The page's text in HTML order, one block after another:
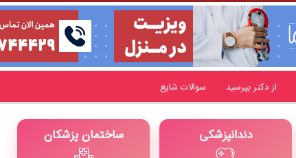
از دکتر بپرسید سوالات شایع
ساختمان پزشکان دندانپزشکی